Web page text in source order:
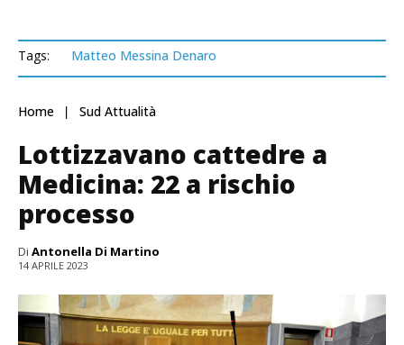
Tags: Matteo Messina Denaro
Home Sud Attualità
Lottizzavano cattedre a
Medicina: 22 a rischio
processo
Di Antonella Di Martino
14 APRILE 2023